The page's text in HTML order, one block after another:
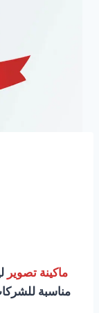
ماكينة تصوير
مناسبة